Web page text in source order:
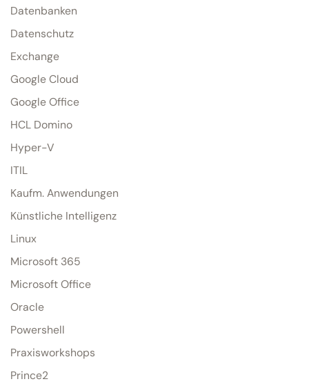
Datenbanken
Datenschutz
Exchange
Google Cloud
Google Office
HCL Domino
Hyper-V
ITIL
Kaufm. Anwendungen
Künstliche Intelligenz
Linux
Microsoft 365
Microsoft Office
Oracle
Powershell
Praxisworkshops
Prince2